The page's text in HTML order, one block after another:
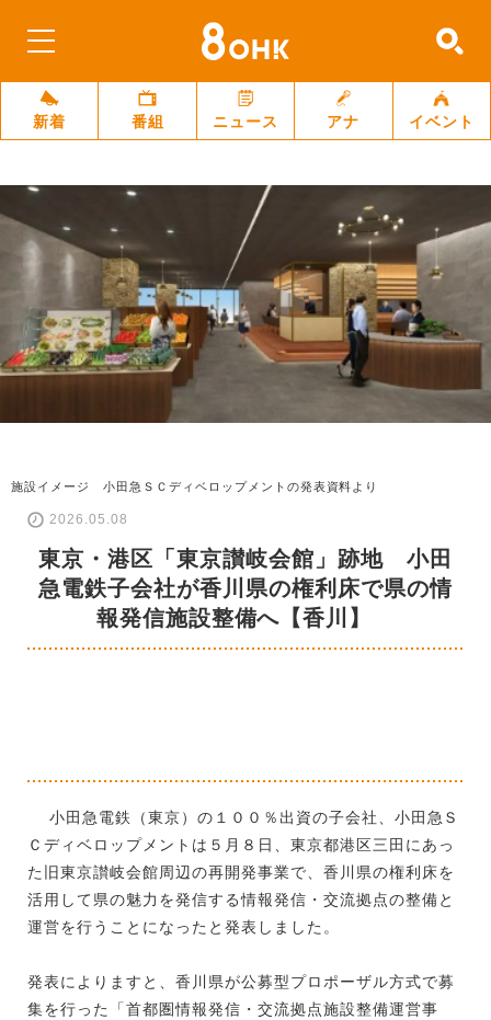
新着 番組 ニュース アナ イベント
施設イメージ 小田急ＳＣディベロップメントの発表資料より
2026.05.08
東京・港区「東京讃岐会館」跡地 小田
急電鉄子会社が香川県の権利床で県の情
報発信施設整備へ【香川】
小田急電鉄（東京）の１００％出資の子会社、小田急Ｓ
Ｃディベロップメントは５月８日、東京都港区三田にあっ
た旧東京讃岐会館周辺の再開発事業で、香川県の権利床を
活用して県の魅力を発信する情報発信・交流拠点の整備と
運営を行うことになったと発表しました。
発表によりますと、香川県が公募型プロポーザル方式で募
集を行った「首都圏情報発信・交流拠点施設整備運営事